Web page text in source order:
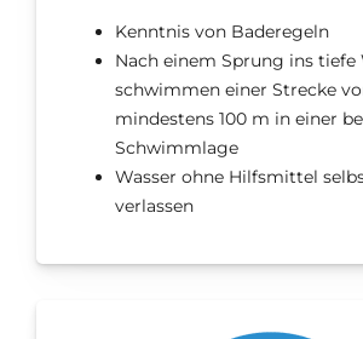
Kenntnis von Baderegeln
Nach einem Sprung ins tiefe
schwimmen einer Strecke
mindestens 100 m in einer
Schwimmlage
Wasser ohne Hilfsmittel
verlassen